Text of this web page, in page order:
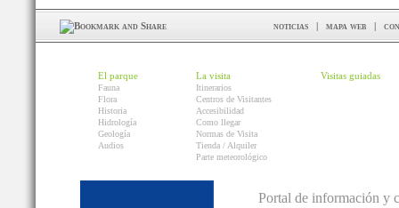
noticias | mapa web |
El parque
Fauna
Flora
Historia
Hidrología
Geología
Audios
La visita
Itinerarios
Centros de Visitantes
Accesibilidad
Como llegar
Normas de Visita
Tienda / Alquiler
Parte meteorológico
Visitas guiadas
Portal de información y